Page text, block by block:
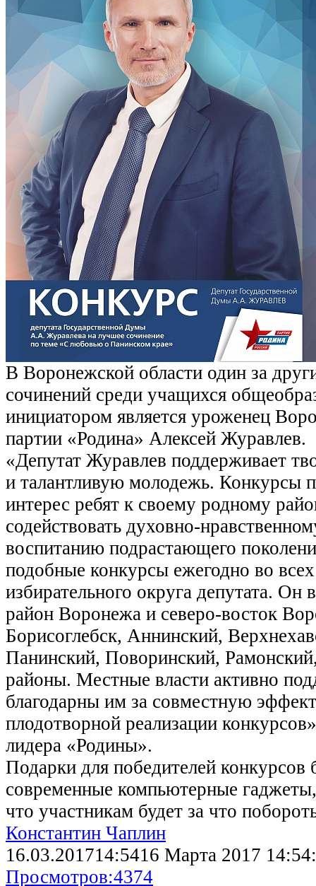
В Воронежской области один за
сочинений среди учащихся
инициатором является уроженец
партии «Родина» Алексей Журавлев.
«Депутат Журавлев поддерживает
и талантливую молодежь. Конкурсы
интерес ребят к своему родному
содействовать духовно-
воспитанию подрастающего
подобные конкурсы ежегодно во
избирательного округа депутата.
район Воронежа и северо-восток
Борисоглебск, Аннинский,
Панинский, Поворинский,
районы. Местные власти активно
благодарны им за совместную
плодотворной реализации
лидера «Родины».
Подарки для победителей
современные компьютерные
что участникам будет за что
Константин Чаплин
16.03.201714:5416 Марта 2017
Просмотров:4374